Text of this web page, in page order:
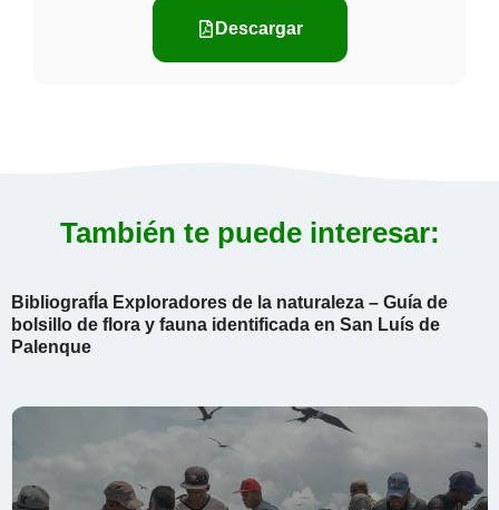
Descargar
También te puede interesar:
BibliografÍa Exploradores de la naturaleza – Guía de
bolsillo de flora y fauna identificada en San Luís de
Palenque